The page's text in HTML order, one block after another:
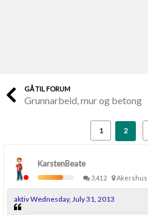
Finn håndverkere
Skaff dokumentasjon som mangler
Kundeservice
Få svar på det du lurer på
GÅ TIL FORUM
Grunnarbeid, mur og betong
1 2
KarstenBeate
3,412
Akershus
aktiv Wednesday, July 31, 2013